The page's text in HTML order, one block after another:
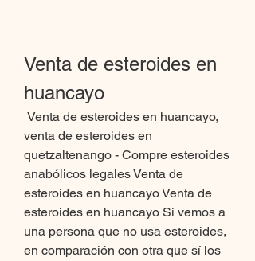
Venta de esteroides en
huancayo
venta de esteroides en
quetzaltenango - Compre esteroides
anabólicos legales Venta de
esteroides en huancayo Venta de
esteroides en huancayo Si vemos a
una persona que no usa esteroides,
en comparación con otra que sí los